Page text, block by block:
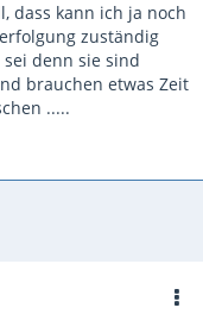
dass kann ich ja noch
zuständig
denn sie sind
brauchen etwas Zeit
.....